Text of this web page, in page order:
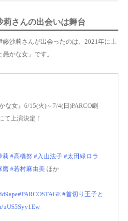
さんの出会いは舞台
沙莉さんが出会ったのは、2021年に上
かな女」です。
な女』6/15(火)～7/4(日)PARCO劇
て上演決定！
莉 #高橋努 #入山法子 #太田緑ロラ
磨 #若村麻由美 ほか
#PARCOSTAGE #首切り王子と
uUS5Syy1Ew